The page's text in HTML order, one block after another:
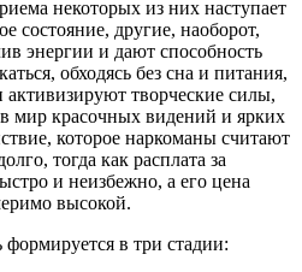
некоторых из них наступает
состояние, другие, наоборот,
энергии и дают способность
обходясь без сна и питания,
активизируют творческие силы,
в мир красочных видений и ярких
которое наркоманы считают
тогда как расплата за
и неизбежно, а его цена
высокой.
формируется в три стадии: